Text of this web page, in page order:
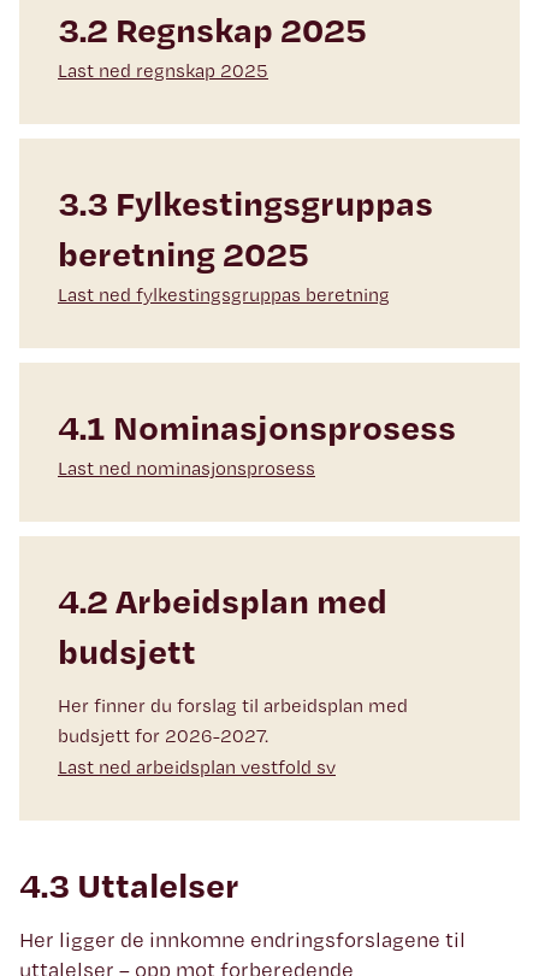
3.2 Regnskap 2025
Last ned regnskap 2025
3.3 Fylkestingsgruppas
beretning 2025
Last ned fylkestingsgruppas beretning
4.1 Nominasjonsprosess
Last ned nominasjonsprosess
4.2 Arbeidsplan med
budsjett
Her finner du forslag til arbeidsplan med
budsjett for 2026-2027.
Last ned arbeidsplan vestfold sv
4.3 Uttalelser
Her ligger de innkomne endringsforslagene til
uttalelser – opp mot forberedende